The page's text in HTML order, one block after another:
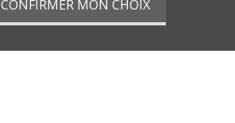
CONFIRMER MON CHOIX